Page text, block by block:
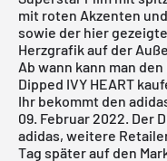
mit roten Akzenten
sowie der hier
Herzgrafik auf der
Ab wann kann man den
Dipped IVY HEART
Ihr bekommt den
09. Februar 2022. Der
adidas, weitere
Tag später auf den